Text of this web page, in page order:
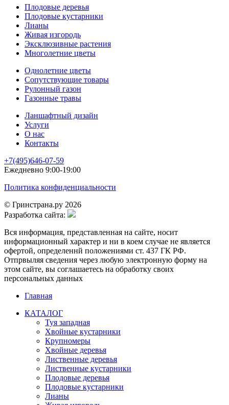
Плодовые деревья
Плодовые кустарники
Лианы
Живая изгородь
Эксклюзивные растения
Многолетние цветы
Однолетние цветы
Сопутствующие товары
Рулонный газон
Газонные травы
Ланшафтный дизайн
Услуги
О нас
Контакты
+7(495)646-07-59
Ежедневно 9:00-19:00
Политика конфиденциальности
© Гринстрана.ру 2026
Разработка сайта:
Вся информация, представленная на сайте, носит
информационный характер и ни в коем случае не является
офертой, определеннй положениями ст. 437 ГК РФ.
Отпрвыляя сведения через любую электронную форму на
этом сайте, вы соглашаетесь на обработку своих
персональных данных
Главная
КАТАЛОГ
Туя западная
Хвойные кустарники
Крупномеры
Хвойные деревья
Лиственные деревья
Лиственные кустарники
Плодовые деревья
Плодовые кустарники
Лианы